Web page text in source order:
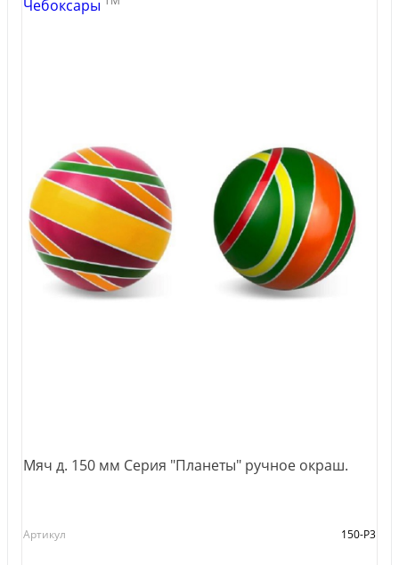
Чебоксары
Мяч д. 150 мм Серия "Планеты" ручное окраш.
Артикул 150-Р3